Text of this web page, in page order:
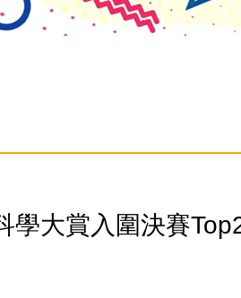
學大賞入圍決賽